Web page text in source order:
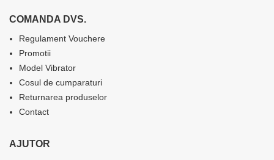
COMANDA DVS.
Regulament Vouchere
Promotii
Model Vibrator
Cosul de cumparaturi
Returnarea produselor
Contact
AJUTOR